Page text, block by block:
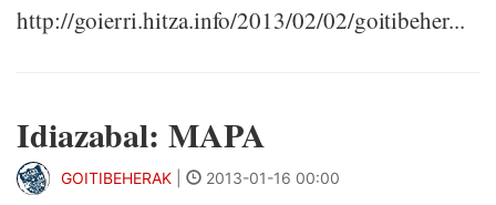
http://goierri.hitza.info/2013/02/02/goitibeher...
Idiazabal: MAPA
GOITIBEHERAK 2013-01-16 00:00